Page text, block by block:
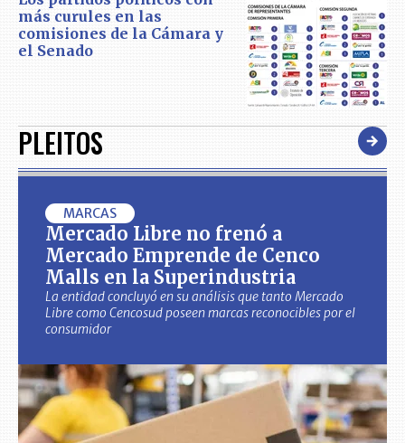
más curules en las
comisiones de la Cámara y
el Senado
PLEITOS
MARCAS
Mercado Libre no frenó a
Mercado Emprende de Cenco
Malls en la Superindustria
La entidad concluyó en su análisis que tanto Mercado
Libre como Cencosud poseen marcas reconocibles por el
consumidor